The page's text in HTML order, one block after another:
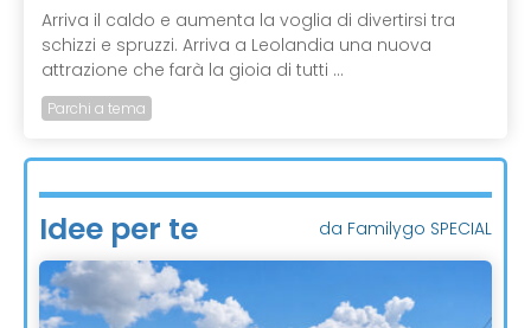
Arriva il caldo e aumenta la voglia di divertirsi tra
schizzi e spruzzi. Arriva a Leolandia una nuova
attrazione che farà la gioia di tutti ...
Parchi a tema
Idee per te da Familygo SPECIAL